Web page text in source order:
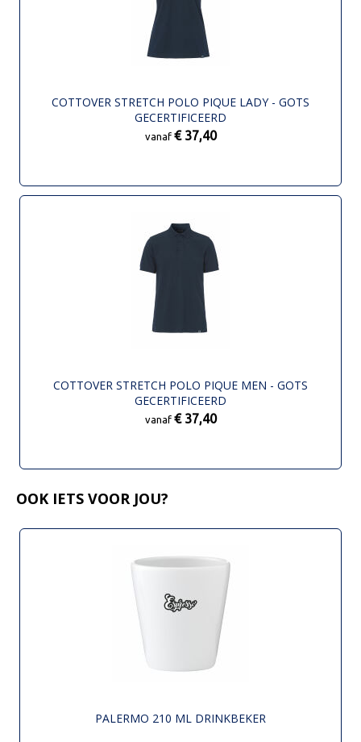
COTTOVER STRETCH POLO PIQUE LADY - GOTS
GECERTIFICEERD
vanaf € 37,40
COTTOVER STRETCH POLO PIQUE MEN - GOTS
GECERTIFICEERD
vanaf € 37,40
OOK IETS VOOR JOU?
PALERMO 210 ML DRINKBEKER